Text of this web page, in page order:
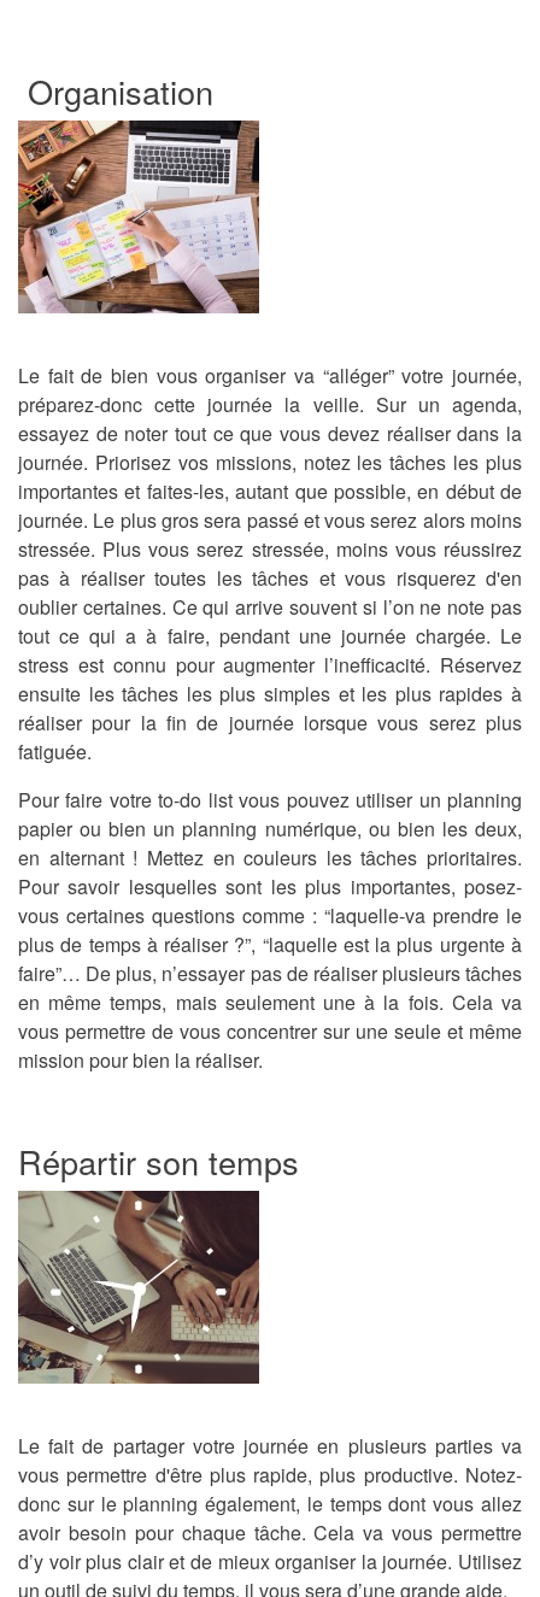
Organisation
Le fait de bien vous organiser va “alléger” votre journée,
préparez-donc cette journée la veille. Sur un agenda,
essayez de noter tout ce que vous devez réaliser dans la
journée. Priorisez vos missions, notez les tâches les plus
importantes et faites-les, autant que possible, en début de
journée. Le plus gros sera passé et vous serez alors moins
stressée. Plus vous serez stressée, moins vous réussirez
pas à réaliser toutes les tâches et vous risquerez d'en
oublier certaines. Ce qui arrive souvent si l’on ne note pas
tout ce qui a à faire, pendant une journée chargée. Le
stress est connu pour augmenter l’inefficacité. Réservez
ensuite les tâches les plus simples et les plus rapides à
réaliser pour la fin de journée lorsque vous serez plus
fatiguée.
Pour faire votre to-do list vous pouvez utiliser un planning
papier ou bien un planning numérique, ou bien les deux,
en alternant ! Mettez en couleurs les tâches prioritaires.
Pour savoir lesquelles sont les plus importantes, posez-
vous certaines questions comme : “laquelle-va prendre le
plus de temps à réaliser ?”, “laquelle est la plus urgente à
faire”… De plus, n’essayer pas de réaliser plusieurs tâches
en même temps, mais seulement une à la fois. Cela va
vous permettre de vous concentrer sur une seule et même
mission pour bien la réaliser.
Répartir son temps
Le fait de partager votre journée en plusieurs parties va
vous permettre d'être plus rapide, plus productive. Notez-
donc sur le planning également, le temps dont vous allez
avoir besoin pour chaque tâche. Cela va vous permettre
d’y voir plus clair et de mieux organiser la journée. Utilisez
un outil de suivi du temps, il vous sera d’une grande aide.